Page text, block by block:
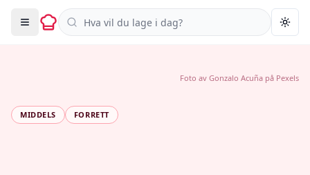
Søk i oppskrifter
MIDDELS FORRETT
Foto av Gonzalo Acuña på Pexels